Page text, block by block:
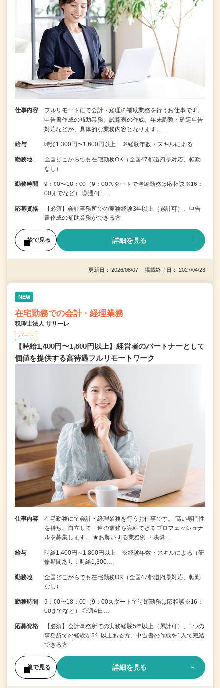
仕事内容
フルリモートにて会計・経理の補助業務を行うお仕事です。
申告書作成の補助業務、試算表の作成、年末調整・確定申告
対応などが、具体的な業務内容となります。 …
給与 時給1,300円〜1,600円以上 ※経験年数・スキルによる
勤務地
全国どこからでも在宅勤務OK（全国47都道府県対応、転勤
なし）
勤務時間
9：00〜18：00（9：00スタートで時短勤務は応相談※16：
00までなど） ◎週4日…
応募資格
【必須】会計事務所での実務経験3年以上（累計可）、申告
書作成の補助業務ができる方
後で見る 詳細を見る
更新日： 2026/08/07 掲載終了日： 2027/04/23
NEW
在宅勤務での会計・経理業務
税理士法人 サリーレ
パート
【時給1,400円〜1,800円以上】経営者のパートナーとして
価値を提供する⾼待遇フルリモートワーク
仕事内容
在宅勤務にて会計・経理業務を行うお仕事です。 高い専門性
を持ち、自立して一連の業務を完結できるプロフェッショナ
ルを募集します。 ★お願いする業務例 ・決算…
給与
時給1,400円～1,800円以上 ※経験年数・スキルによる（研
修期間あり：時給1,300…
勤務地
全国どこからでも在宅勤務OK（全国47都道府県対応、転勤
なし）
勤務時間
9：00〜18：00（9：00スタートで時短勤務は応相談※16：
00までなど） ◎週4日…
応募資格
【必須】会計事務所での実務経験5年以上（累計可）、1つの
事務所での経験が3年以上ある方、申告書の作成を1人で完結
できる方
後で見る 詳細を見る